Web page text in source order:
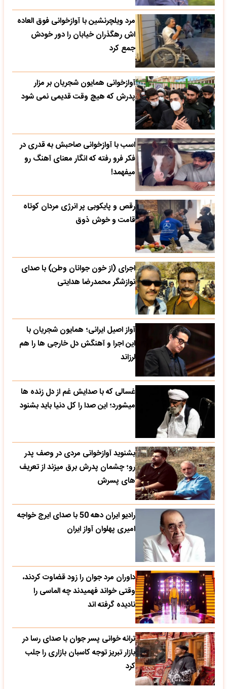
مرد ویلچرنشین با آوازخوانی فوق العاده
اش رهگذران خیابان را دور خودش
جمع کرد
آوازخوانی همایون شجریان بر مزار
پدرش که هیچ وقت قدیمی نمی شود
اسب با آوازخوانی صاحبش به قدری در
فکر فرو رفته که انگار معنای آهنگ رو
میفهمد!
رقص و پایکوبی پر انرژی مردان کوتاه
قامت و خوش ذوق
اجرای (از خون جوانان وطن) با صدای
نوازشگر محمدرضا هدایتی
آواز اصیل ایرانی؛ همایون شجریان با
این اجرا و آهنگش دل خارجی ها را هم
لرزاند
غسالی که با صدایش غم از دل زنده ها
میشورد؛ این صدا را کل دنیا باید بشنود
بشنوید آوازخوانی مردی در وصف پدر
رو؛ چشمان پدرش برق میزند از تعریف
های پسرش
رادیو ایران دهه 50 با صدای ایرج خواجه
امیری پهلوان آواز ایران
داوران مرد جوان را زود قضاوت کردند،
وقتی خواند فهمیدند چه الماسی را
نادیده گرفته اند
ترانه خوانی پسر جوان با صدای رسا در
بازار تبریز توجه کاسبان بازاری را جلب
کرد